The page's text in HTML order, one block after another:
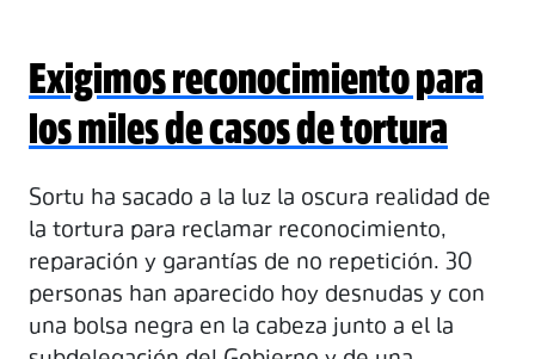
Exigimos reconocimiento para
los miles de casos de tortura
Sortu ha sacado a la luz la oscura realidad de
la tortura para reclamar reconocimiento,
reparación y garantías de no repetición. 30
personas han aparecido hoy desnudas y con
una bolsa negra en la cabeza junto a el la